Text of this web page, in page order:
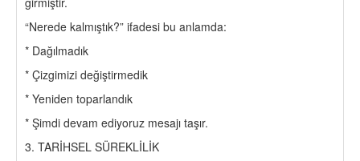
“Nerede kalmıştık?” ifadesi bu anlamda:
* Dağılmadık
* Çizgimizi değiştirmedik
* Yeniden toparlandık
* Şimdi devam ediyoruz mesajı taşır.
3. TARİHSEL SÜREKLİLİK